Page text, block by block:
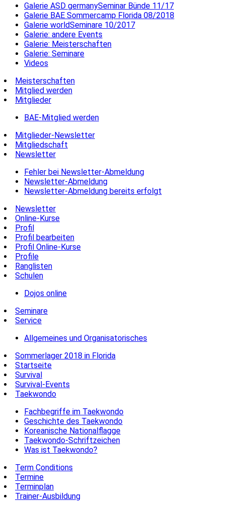
Galerie ASD germanySeminar Bünde 11/17
Galerie BAE Sommercamp Florida 08/2018
Galerie worldSeminare 10/2017
Galerie: andere Events
Galerie: Meisterschaften
Galerie: Seminare
Videos
Meisterschaften
Mitglied werden
Mitglieder
BAE-Mitglied werden
Mitglieder-Newsletter
Mitgliedschaft
Newsletter
Fehler bei Newsletter-Abmeldung
Newsletter-Abmeldung
Newsletter-Abmeldung bereits erfolgt
Newsletter
Online-Kurse
Profil
Profil bearbeiten
Profil Online-Kurse
Profile
Ranglisten
Schulen
Dojos online
Seminare
Service
Allgemeines und Organisatorisches
Sommerlager 2018 in Florida
Startseite
Survival
Survival-Events
Taekwondo
Fachbegriffe im Taekwondo
Geschichte des Taekwondo
Koreanische Nationalflagge
Taekwondo-Schriftzeichen
Was ist Taekwondo?
Term Conditions
Termine
Terminplan
Trainer-Ausbildung